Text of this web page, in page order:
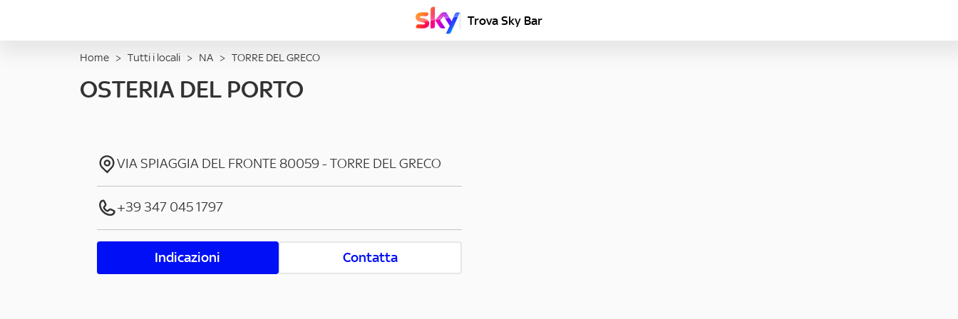
Trova Sky Bar
Home > Tutti i locali > NA > TORRE DEL GRECO
OSTERIA DEL PORTO
VIA SPIAGGIA DEL FRONTE80059-TORRE DEL GRECO
+39 347 045 1797
Indicazioni Contatta